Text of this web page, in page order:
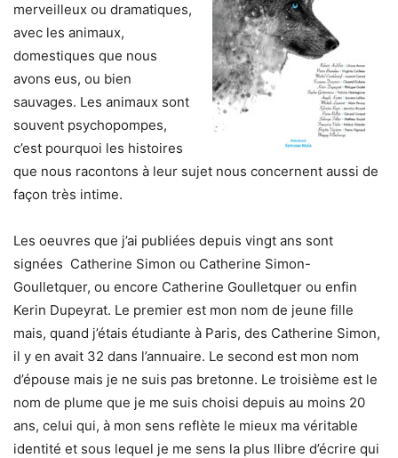
merveilleux ou dramatiques,
avec les animaux,
domestiques que nous
avons eus, ou bien
sauvages. Les animaux sont
souvent psychopompes,
c’est pourquoi les histoires
que nous racontons à leur sujet nous concernent aussi de
façon très intime.
Les oeuvres que j’ai publiées depuis vingt ans sont
signées Catherine Simon ou Catherine Simon-
Goulletquer, ou encore Catherine Goulletquer ou enfin
Kerin Dupeyrat. Le premier est mon nom de jeune fille
mais, quand j’étais étudiante à Paris, des Catherine Simon,
il y en avait 32 dans l’annuaire. Le second est mon nom
d’épouse mais je ne suis pas bretonne. Le troisième est le
nom de plume que je me suis choisi depuis au moins 20
ans, celui qui, à mon sens reflète le mieux ma véritable
identité et sous lequel je me sens la plus llibre d’écrire qui